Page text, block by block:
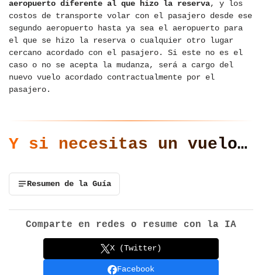
aeropuerto diferente al que hizo la reserva, y los
costos de transporte volar con el pasajero desde ese
segundo aeropuerto hasta ya sea el aeropuerto para
el que se hizo la reserva o cualquier otro lugar
cercano acordado con el pasajero. Si este no es el
caso o no se acepta la mudanza, será a cargo del
nuevo vuelo acordado contractualmente por el
pasajero.
Y si necesitas un vuelo…
Resumen de la Guía
Comparte en redes o resume con la IA
X (Twitter)
Facebook